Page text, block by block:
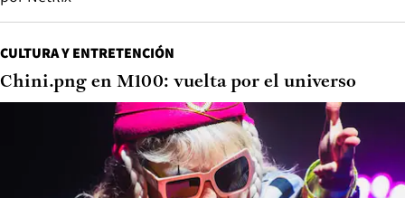
CULTURA Y ENTRETENCIÓN
Chini.png en M100: vuelta por el universo